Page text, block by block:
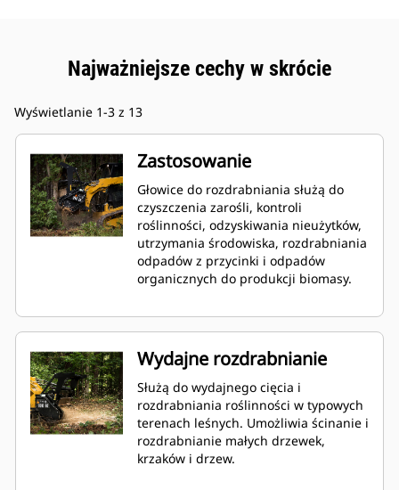
Najważniejsze cechy w skrócie
Wyświetlanie 1-3 z 13
Zastosowanie
Głowice do rozdrabniania służą do
czyszczenia zarośli, kontroli
roślinności, odzyskiwania nieużytków,
utrzymania środowiska, rozdrabniania
odpadów z przycinki i odpadów
organicznych do produkcji biomasy.
Wydajne rozdrabnianie
Służą do wydajnego cięcia i
rozdrabniania roślinności w typowych
terenach leśnych. Umożliwia ścinanie i
rozdrabnianie małych drzewek,
krzaków i drzew.